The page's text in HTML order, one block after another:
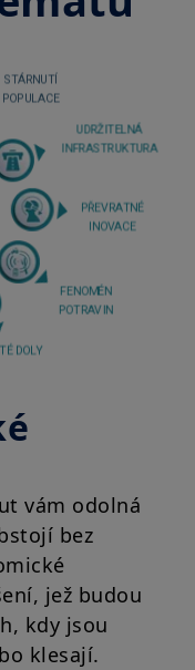
vám odolná
bez
jež budou
kdy jsou
klesají.